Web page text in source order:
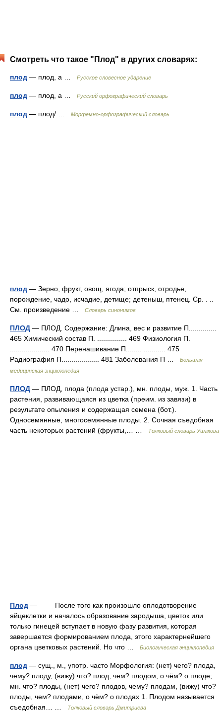
Смотреть что такое "Плод" в других словарях:
плод — плод, а … Русское словесное ударение
плод — плод, а … Русский орфографический словарь
плод — плод/ … Морфемно-орфографический словарь
плод — Зерно, фрукт, овощ, ягода; отпрыск, отродье,
порождение, чадо, исчадие, детище; детеныш, птенец. Ср. . ..
См. произведение …
Словарь синонимов
ПЛОД — ПЛОД. Содержание: Длина, вес и развитие П..............
465 Химический состав П. ............... 469 Физиология П.
.................... 470 Перенашивание П........ ........... 475
Радиография П................... 481 Заболевания П …
Большая
медицинская энциклопедия
ПЛОД — ПЛОД, плода (плода устар.), мн. плоды, муж. 1. Часть
растения, развивающаяся из цветка (преим. из завязи) в
результате опыления и содержащая семена (бот.).
Односемянные, многосемянные плоды. 2. Сочная съедобная
часть некоторых растений (фрукты,… …
Толковый словарь Ушакова
Плод — После того как произошло оплодотворение
яйцеклетки и началось образование зародыша, цветок или
только гинецей вступает в новую фазу развития, которая
завершается формированием плода, этого характернейшего
органа цветковых растений. Но что …
Биологическая энциклопедия
плод — сущ., м., употр. часто Морфология: (нет) чего? плода,
чему? плоду, (вижу) что? плод, чем? плодом, о чём? о плоде;
мн. что? плоды, (нет) чего? плодов, чему? плодам, (вижу) что?
плоды, чем? плодами, о чём? о плодах 1. Плодом называется
съедобная… …
Толковый словарь Дмитриева